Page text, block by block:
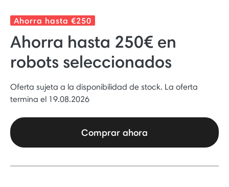
Ahorra hasta €250
Ahorra hasta 250€ en
robots seleccionados
Oferta sujeta a la disponibilidad de stock. La oferta
termina el 19.08.2026
Comprar ahora